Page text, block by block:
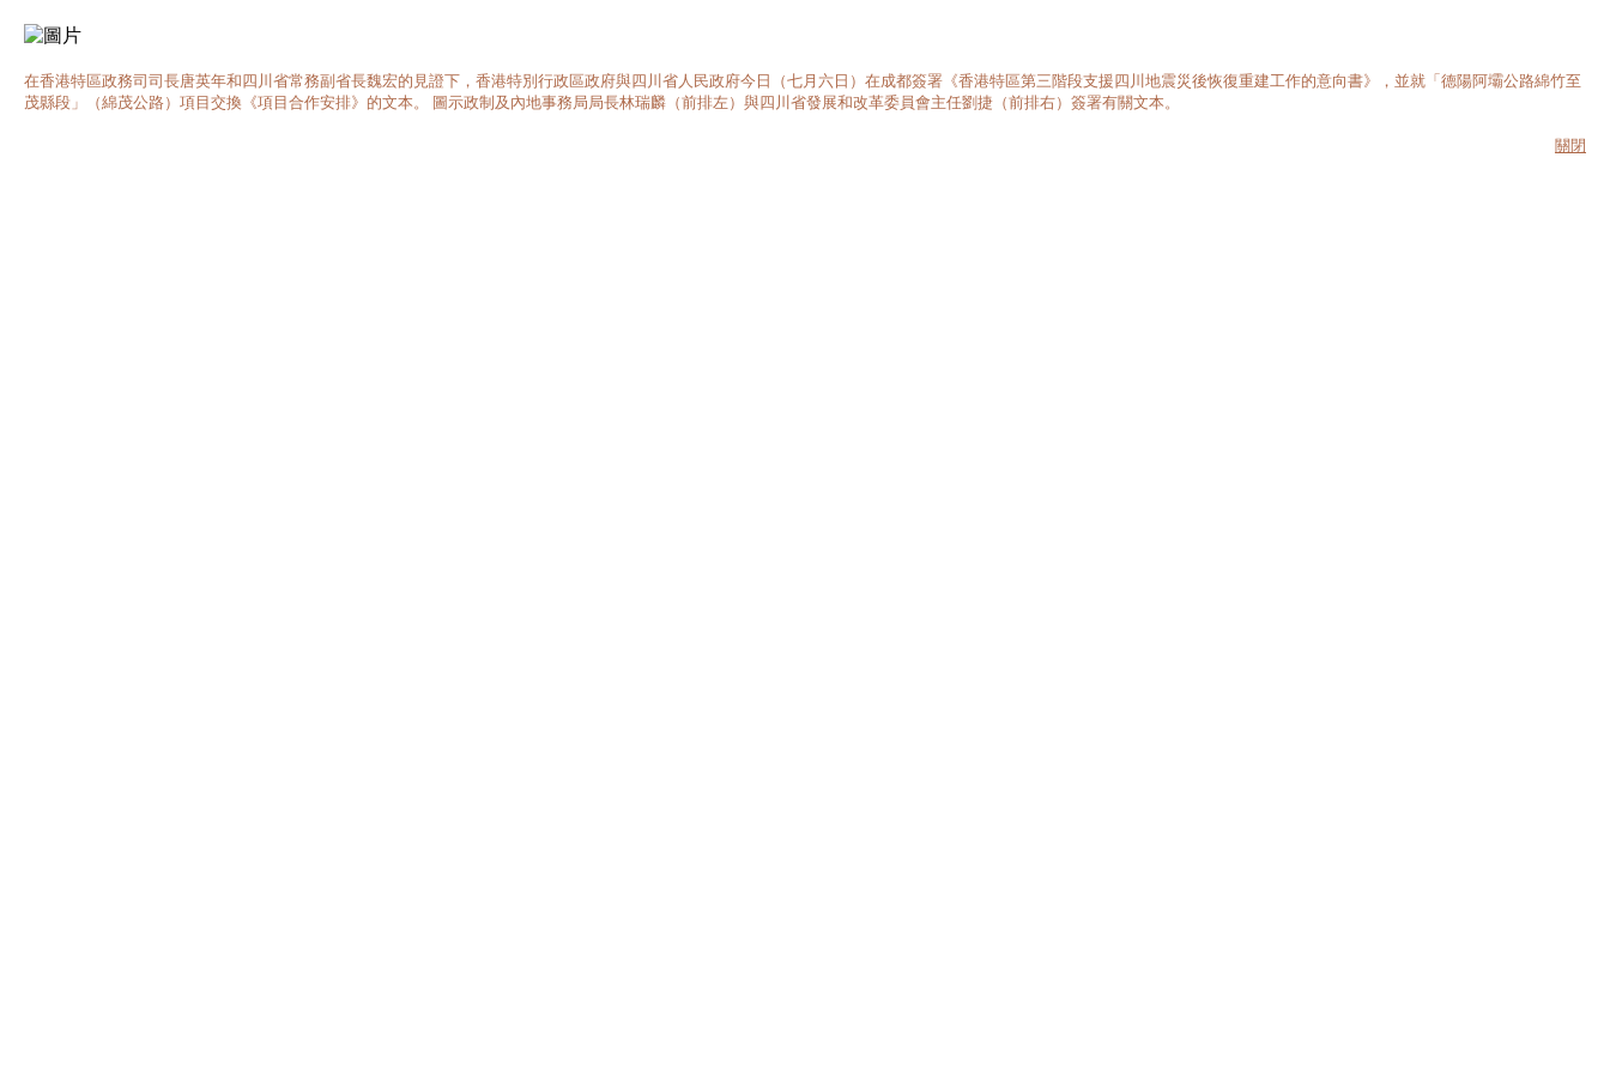
在香港特區政務司司長唐英年和四川省常務副省長魏宏的見證下，香港特別行政區政府與四川省人民政府今日（七月六日）在成都簽署《香港特區第三階段支援四川地震災後恢復重建工作的意向書》，並就「德陽阿壩公路綿竹至
茂縣段」（綿茂公路）項目交換《項目合作安排》的文本。 圖示政制及內地事務局局長林瑞麟（前排左）與四川省發展和改革委員會主任劉捷（前排右）簽署有關文本。
關閉